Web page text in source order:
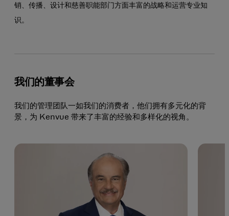
销、传播、设计和慈善职能部门方面丰富的战略和运营专业知
识。
我们的董事会
我们的管理团队一如我们的消费者，他们拥有多元化的背
景，为 Kenvue 带来了丰富的经验和多样化的视角。